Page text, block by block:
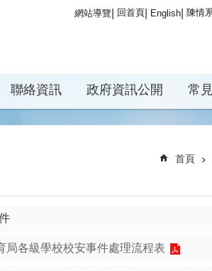
網站導覽 回首頁 English 陳情
聯絡資訊 政府資訊公開 常
首頁
局各級學校校安事件處理流程表